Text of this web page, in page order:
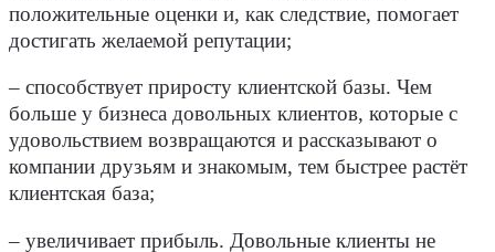
положительные оценки и, как следствие, помогает
достигать желаемой репутации;
– способствует приросту клиентской базы. Чем
больше у бизнеса довольных клиентов, которые с
удовольствием возвращаются и рассказывают о
компании друзьям и знакомым, тем быстрее растёт
клиентская база;
– увеличивает прибыль. Довольные клиенты не